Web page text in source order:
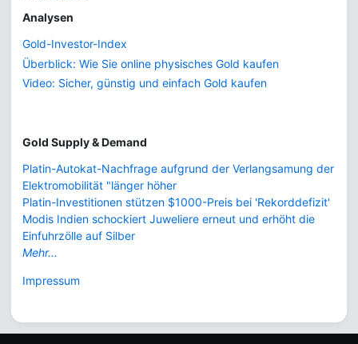
Analysen
Gold-Investor-Index
Überblick: Wie Sie online physisches Gold kaufen
Video: Sicher, günstig und einfach Gold kaufen
Gold Supply & Demand
Platin-Autokat-Nachfrage aufgrund der Verlangsamung der
Elektromobilität "länger höher
Platin-Investitionen stützen $1000-Preis bei 'Rekorddefizit'
Modis Indien schockiert Juweliere erneut und erhöht die
Einfuhrzölle auf Silber
Mehr...
Impressum